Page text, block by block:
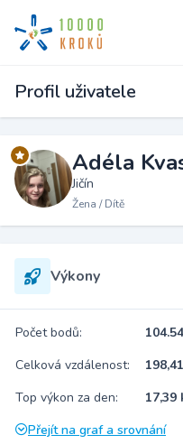
Profil uživatele
Adéla
Jičín
Žena / Dítě
Výkony
Počet bodů: 104.54
Celková vzdálenost:
Top výkon za den:
17,39
Přejít na graf a srovnání